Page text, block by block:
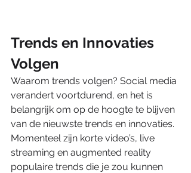
Trends en Innovaties
Volgen
Waarom trends volgen? Social media
verandert voortdurend, en het is
belangrijk om op de hoogte te blijven
van de nieuwste trends en innovaties.
Momenteel zijn korte video’s, live
streaming en augmented reality
populaire trends die je zou kunnen